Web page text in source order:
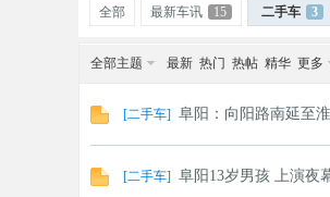
网
全部 最新车讯 15 二手车 3
全部主题 最新 热门 热帖 精华 更多
[二手车] 阜阳：向阳路南延至
[二手车] 阜阳13岁男孩 上演夜